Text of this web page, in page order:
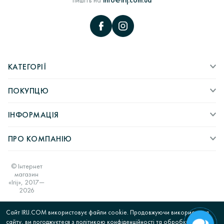
Сайт IRIJ.COM використовує файли cookie. Продовжуючи використання
сайту, ви погоджуєтеся з політикою конфіденційності та обробки
КАТЕГОРІЇ
ПОКУПЦЮ
ІНФОРМАЦІЯ
ПРО КОМПАНІЮ
© Інтернет
магазин
«Irij», 2017—
2026